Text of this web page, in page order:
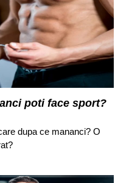
poti face sport?
dupa ce mananci? O